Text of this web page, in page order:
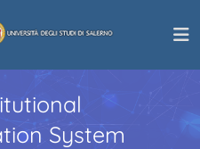
System